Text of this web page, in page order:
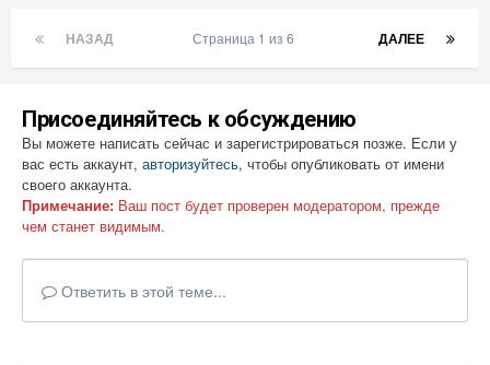
НАЗАД ДАЛЕЕ
Страница 1 из 6
Присоединяйтесь к обсуждению
Вы можете написать сейчас и зарегистрироваться позже. Если у
вас есть аккаунт, авторизуйтесь, чтобы опубликовать от имени
своего аккаунта.
Примечание: Ваш пост будет проверен модератором, прежде
чем станет видимым.
Ответить в этой теме...